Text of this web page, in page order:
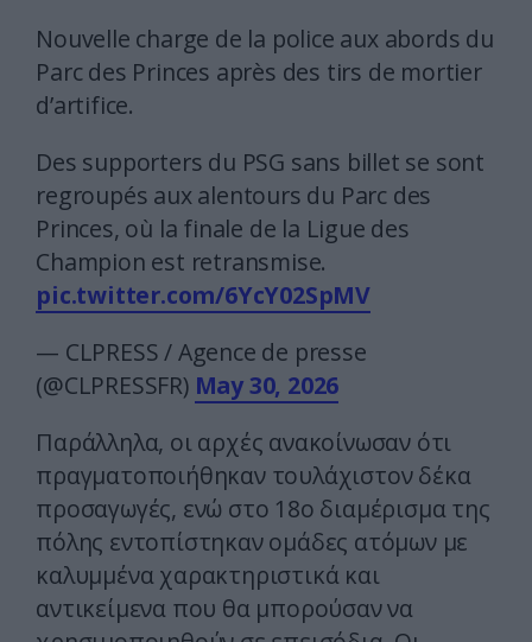
Nouvelle charge de la police aux abords du
Parc des Princes après des tirs de mortier
d’artifice.
Des supporters du PSG sans billet se sont
regroupés aux alentours du Parc des
Princes, où la finale de la Ligue des
Champion est retransmise.
pic.twitter.com/6YcY02SpMV
— CLPRESS / Agence de presse
(@CLPRESSFR) May 30, 2026
Παράλληλα, οι αρχές ανακοίνωσαν ότι
πραγματοποιήθηκαν τουλάχιστον δέκα
προσαγωγές, ενώ στο 18ο διαμέρισμα της
πόλης εντοπίστηκαν ομάδες ατόμων με
καλυμμένα χαρακτηριστικά και
αντικείμενα που θα μπορούσαν να